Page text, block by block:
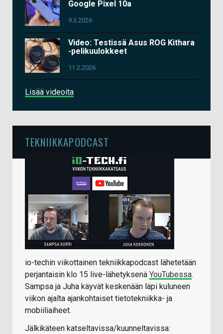
Google Pixel 10a
9.3.2026
Video: Testissä Asus ROG Kithara
-pelikuulokkeet
11.2.2026
Lisää videoita
TEKNIIKKAPODCAST
io-techin viikottainen tekniikkapodcast lähetetään
perjantaisin klo 15 live-lähetyksenä YouTubessa.
Sampsa ja Juha käyvät keskenään läpi kuluneen
viikon ajalta ajankohtaiset tietotekniikka- ja
mobiiliaiheet.
Jälkikäteen katseltavissa/kuunneltavissa: